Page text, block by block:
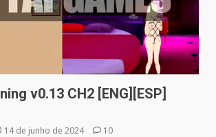
v0.13 CH2 [ENG][ESP]
14 de junho de 2024 10